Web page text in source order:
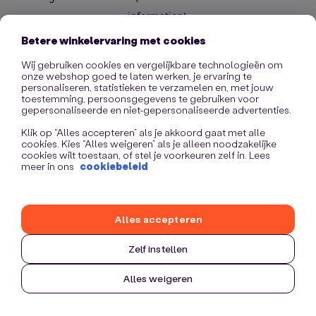
information).
Betere winkelervaring met cookies
Wij gebruiken cookies en vergelijkbare technologieën om
onze webshop goed te laten werken, je ervaring te
personaliseren, statistieken te verzamelen en, met jouw
toestemming, persoonsgegevens te gebruiken voor
gepersonaliseerde en niet-gepersonaliseerde advertenties.
Klik op “Alles accepteren” als je akkoord gaat met alle
cookies. Kies “Alles weigeren” als je alleen noodzakelijke
cookies wilt toestaan, of stel je voorkeuren zelf in. Lees
meer in ons cookiebeleid
Zelf instellen
Alles weigeren
Alles accepteren